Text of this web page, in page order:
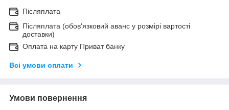
Післяплата
Післяплата (обов'язковий аванс у розмірі вартості
доставки)
Оплата на карту Приват банку
Всі умови оплати
Умови повернення